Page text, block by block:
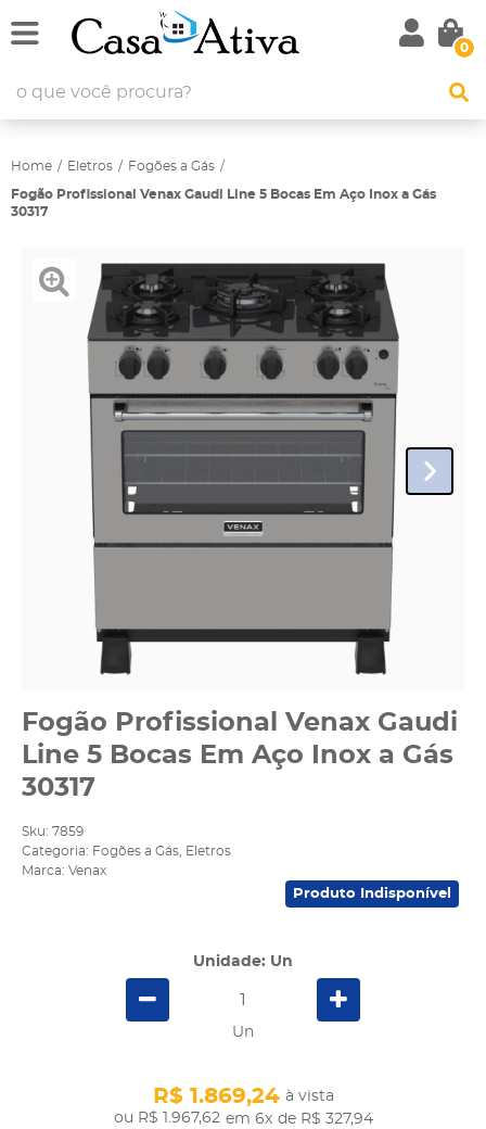
0
Home Eletros Fogões a Gás
Fogão Profissional Venax Gaudi Line 5 Bocas Em Aço Inox a Gás
30317
Fogão Profissional Venax Gaudi
Line 5 Bocas Em Aço Inox a Gás
30317
Sku: 7859
Categoria: Fogões a Gás
Eletros
Marca: Venax
Produto Indisponível
Unidade: Un
Un
R$ 1.967,62
R$ 1.869,24 à vista
em 6x de R$ 327,94